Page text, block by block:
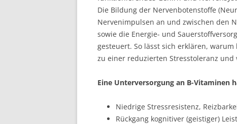
Die Bildung der Nervenbotenstoffe
Nervenimpulsen an und zwischen den
sowie die Energie- und
gesteuert. So lässt sich erklären,
zu einer reduzierten Stresstoleranz
Eine Unterversorgung an B-Vitaminen
Niedrige Stressresistenz,
Rückgang kognitiver (geistiger)